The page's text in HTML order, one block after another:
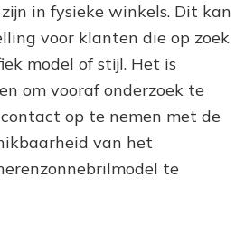
in fysieke winkels. Dit kan
voor klanten die op zoek
model of stijl. Het is
om vooraf onderzoek te
op te nemen met de
van het
te